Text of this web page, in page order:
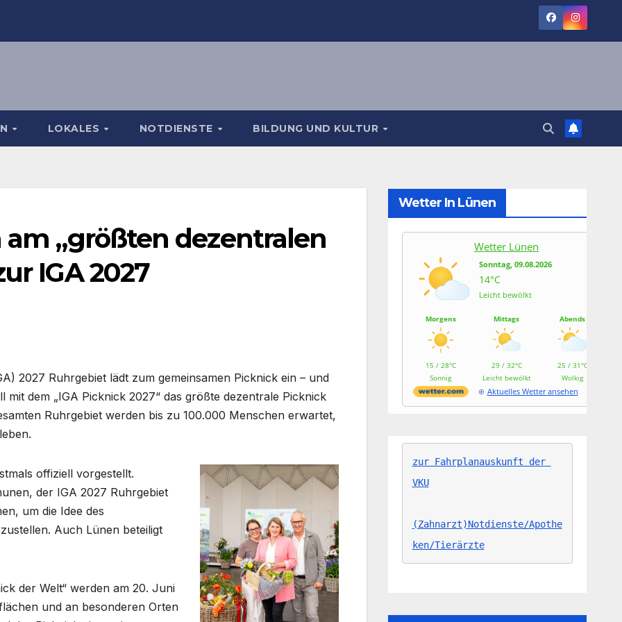
LOKALES NOTDIENSTE BILDUNG UND KULTUR
„größten dezentralen
IGA 2027
2027 Ruhrgebiet lädt zum gemeinsamen Picknick ein – und
dem „IGA Picknick 2027“ das größte dezentrale Picknick
Ruhrgebiet werden bis zu 100.000 Menschen erwartet,
offiziell vorgestellt.
der IGA 2027 Ruhrgebiet
um die Idee des
Auch Lünen beteiligt
der Welt“ werden am 20. Juni
und an besonderen Orten
Wetter In Lünen
Wetter Lünen
Sonntag, 09.08.2026
14°C
Leicht bewölkt
Morgens
15 / 28°C
Sonnig
Mittags
29 / 32°C
Leicht bewölkt
Abends
25 / 31°C
Wolkig
Aktuelles Wetter ansehen
zur Fahrplanauskunft der
VKU
(Zahnarzt)Notdienste/Apothe
ken/Tierärzte